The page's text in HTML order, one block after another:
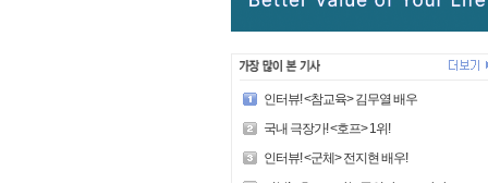
인터뷰! <참교육> 김무열 배우
국내 극장가! <호프> 1위!
인터뷰! <군체> 전지현 배우!